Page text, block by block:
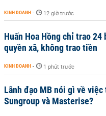
KINH DOANH - 12 giờ trước
Huấn Hoa Hồng chỉ trao
quyền xã, không trao tiền
KINH DOANH - 1 phút trước
Lãnh đạo MB nói gì về
Sungroup và Masterise?